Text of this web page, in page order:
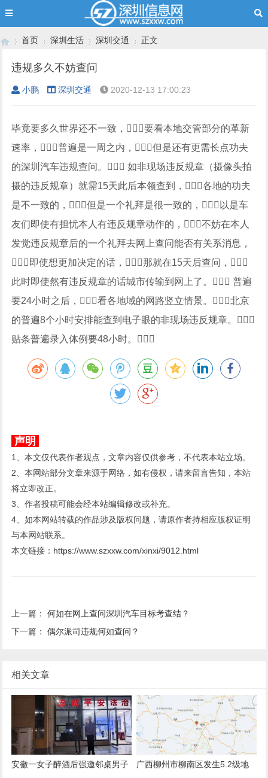
›
首页
›
深圳生活
›
深圳交通
›
正文
违规多久不妨查问
小鹏 深圳交通 2020-12-13 17:00:23
毕竟要多久世界还不一致，要看本地交管部分的革新
速率，普遍是一周之内，但是还有更需长点功夫
的深圳汽车违规查问。 如非现场违反规章（摄像头拍
摄的违反规章）就需15天此后本领查到，各地的功夫
是不一致的，但是一个礼拜是很一致的，以是车
友们即使有担忧本人有违反规章动作的，不妨在本人
发觉违反规章后的一个礼拜去网上查问能否有关系消息，
即使想更加决定的话，那就在15天后查问，
此时即使然有违反规章的话城市传输到网上了。 普遍
要24小时之后，看各地域的网路竖立情景。北京
的普遍8个小时安排能查到电子眼的非现场违反规章。
贴条普遍录入体例要48小时。
声明
1、本文仅代表作者观点，文章内容仅供参考，不代表本站立场。
2、本网站部分文章来源于网络，如有侵权，请来留言告知，本站
将立即改正。
3、作者投稿可能会经本站编辑修改或补充。
4、如本网站转载的作品涉及版权问题，请原作者持相应版权证明
与本网站联系。
本文链接： https://www.szxxw.com/xinxi/9012.html
上一篇：何如在网上查问深圳汽车目标考查结？
下一篇：偶尔派司违规何如查问？
相关文章
安徽一女子醉酒后强邀邻桌男子
广西柳州市柳南区发生5.2级地